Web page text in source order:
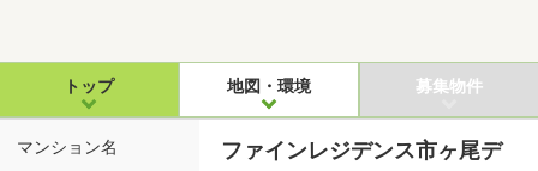
トップ 地図・環境 募集物件
マンション名
ファインレジデンス市ヶ尾デ